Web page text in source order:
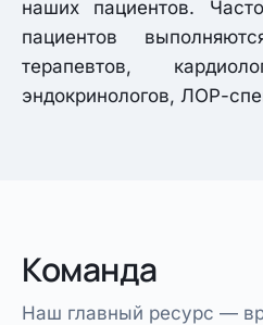
наших пациентов.
пациентов
терапевтов,
эндокринологов, ЛОР-
Команда
Наш главный ресурс —